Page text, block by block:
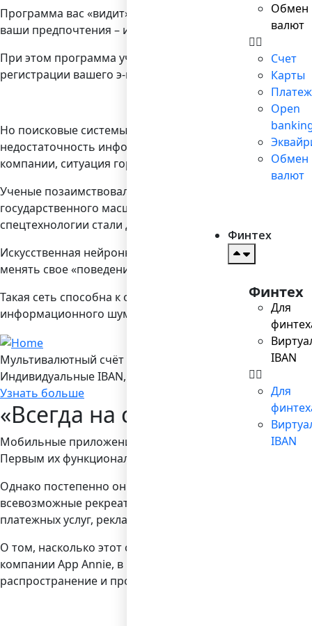
Обмен
валют
Счет
Карты
Open
Обмен
валют
Финтех
Финтех
Для
IBAN
Для
IBAN
Программа вас «видит», «узнаёт» и «помнит». Вернее,
ваши предпочтения – и теперь, из всего массива
При этом программа учитывает не только тему вашего
регистрации вашего э-мэйла.
Но поисковые системы – это, на сегодняшнем уровне
недостаточность информации о нем и его мотивации –
компании, ситуация гораздо проще.
Ученые позаимствовали идею нейросетей у природы,
государственного масштаба. В том числе, для научных
спецтехнологии стали доступны бизнесу.
Искусственная нейронная сеть не программируется в
менять свое «поведение», в зависимости от изменения
Такая сеть способна к обобщению и дополнению этих
информационного шума и создавать новую – из уже
Мультивалютный счёт в Bilderlings
Индивидуальные IBAN, 19 валют, платежы SEPA/ SEPA
Узнать больше
«Всегда на связи»
Мобильные приложения породили к жизни
Первым их функционалом стал быстрый доступ к
Однако постепенно они нашли применение в самых
всевозможные рекреативные программы: игры,
платежных услуг, рекламы, бизнеса, в частности –
О том, насколько этот сегмент программного рынка
компании App Annie, в нынешнем году рынок
распространение и производство приложений-клонов: